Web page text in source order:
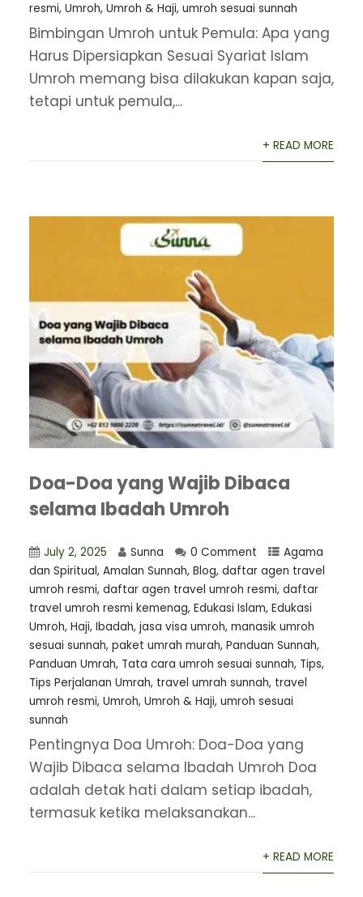
resmi, Umroh, Umroh & Haji, umroh sesuai sunnah
Bimbingan Umroh untuk Pemula: Apa yang
Harus Dipersiapkan Sesuai Syariat Islam
Umroh memang bisa dilakukan kapan saja,
tetapi untuk pemula,...
+ READ MORE
Doa-Doa yang Wajib Dibaca
selama Ibadah Umroh
July 2, 2025 Sunna 0 Comment
Agama
dan Spiritual, Amalan Sunnah, Blog, daftar agen travel
umroh resmi, ⁠daftar agen travel umroh resmi, daftar
travel umroh resmi kemenag, Edukasi Islam, Edukasi
Umroh, Haji, Ibadah, jasa visa umroh, manasik umroh
sesuai sunnah, paket umrah murah, Panduan Sunnah,
Panduan Umrah, Tata cara umroh sesuai sunnah, Tips,
Tips Perjalanan Umrah, travel umrah sunnah, travel
umroh resmi, Umroh, Umroh & Haji, umroh sesuai
sunnah
Pentingnya Doa Umroh: Doa-Doa yang
Wajib Dibaca selama Ibadah Umroh Doa
adalah detak hati dalam setiap ibadah,
termasuk ketika melaksanakan...
+ READ MORE